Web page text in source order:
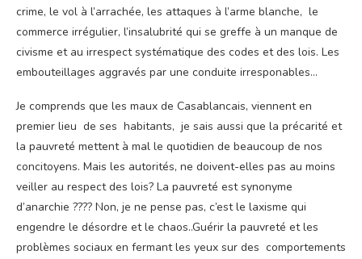
crime, le vol à l’arrachée, les attaques à l’arme blanche, le
commerce irrégulier, l’insalubrité qui se greffe à un manque de
civisme et au irrespect systématique des codes et des lois. Les
embouteillages aggravés par une conduite irresponables…
Je comprends que les maux de Casablancais, viennent en
premier lieu de ses habitants, je sais aussi que la précarité et
la pauvreté mettent à mal le quotidien de beaucoup de nos
concitoyens. Mais les autorités, ne doivent-elles pas au moins
veiller au respect des lois? La pauvreté est synonyme
d’anarchie ???? Non, je ne pense pas, c’est le laxisme qui
engendre le désordre et le chaos..Guérir la pauvreté et les
problèmes sociaux en fermant les yeux sur des comportements